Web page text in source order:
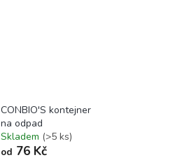
CONBIO'S kontejner
na odpad
Skladem (>5 ks)
od 76 Kč